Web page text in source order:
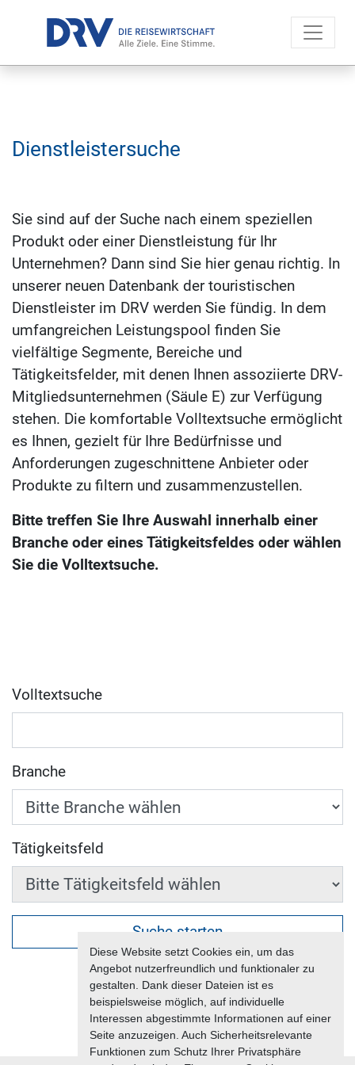
Diese Website setzt Cookies ein, um das
Angebot nutzerfreundlich und funktionaler zu
gestalten. Dank dieser Dateien ist es
beispielsweise möglich, auf individuelle
Interessen abgestimmte Informationen auf einer
Seite anzuzeigen. Auch Sicherheitsrelevante
Funktionen zum Schutz Ihrer Privatsphäre
Dienst­leis­ter­su­che
Sie sind auf der Suche nach einem speziellen
Produkt oder einer Dienstleistung für Ihr
Unternehmen? Dann sind Sie hier genau richtig. In
unserer neuen Datenbank der touristischen
Dienstleister im DRV werden Sie fündig. In dem
umfangreichen Leistungspool finden Sie
vielfältige Segmente, Bereiche und
Tätigkeitsfelder, mit denen Ihnen assoziierte DRV-
Mitgliedsunternehmen (Säule E) zur Verfügung
stehen. Die komfortable Volltextsuche ermöglicht
es Ihnen, gezielt für Ihre Bedürfnisse und
Anforderungen zugeschnittene Anbieter oder
Produkte zu filtern und zusammenzustellen.
Bitte treffen Sie Ihre Auswahl innerhalb einer
Branche oder eines Tätigkeitsfeldes oder wählen
Sie die Volltextsuche.
Branche
Volltextsuche
Tätigkeitsfeld
Suche starten